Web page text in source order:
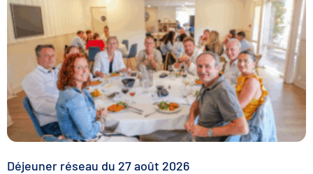
Déjeuner réseau du 27 août 2026